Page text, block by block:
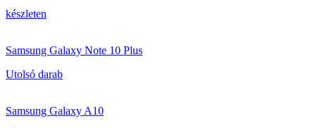
készleten
Samsung Galaxy Note 10 Plus
Utolsó darab
Samsung Galaxy A10